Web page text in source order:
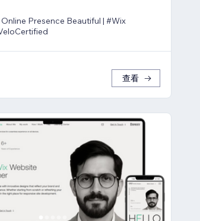
Online Presence Beautiful | #Wix
查看